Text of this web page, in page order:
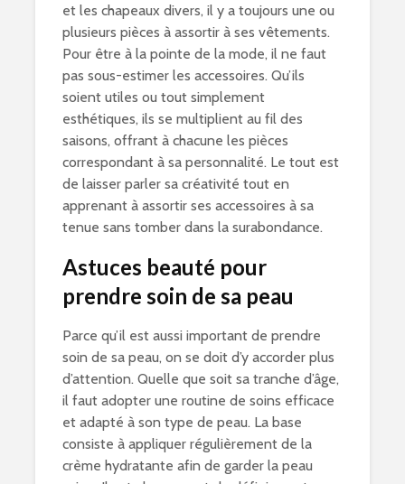
et les chapeaux divers, il y a toujours une ou
plusieurs pièces à assortir à ses vêtements.
Pour être à la pointe de la mode, il ne faut
pas sous-estimer les accessoires. Qu’ils
soient utiles ou tout simplement
esthétiques, ils se multiplient au fil des
saisons, offrant à chacune les pièces
correspondant à sa personnalité. Le tout est
de laisser parler sa créativité tout en
apprenant à assortir ses accessoires à sa
tenue sans tomber dans la surabondance.
Astuces beauté pour
prendre soin de sa peau
Parce qu’il est aussi important de prendre
soin de sa peau, on se doit d’y accorder plus
d’attention. Quelle que soit sa tranche d’âge,
il faut adopter une routine de soins efficace
et adapté à son type de peau. La base
consiste à appliquer régulièrement de la
crème hydratante afin de garder la peau